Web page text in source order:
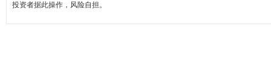
投资者据此操作，风险自担。